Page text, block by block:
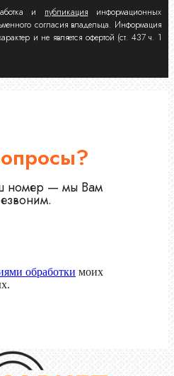
и публикация информационных
согласия владельца. Информация
и не является офертой (ст. 437 ч. 1
номер — мы Вам
обработки моих